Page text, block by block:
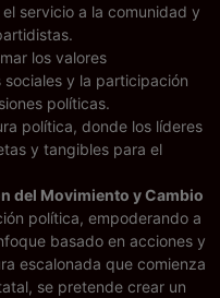
servicio a la comunidad y
los valores
y la participación
políticas.
política, donde los líderes
y tangibles para el
del Movimiento y Cambio
política, empoderando a
basado en acciones y
escalonada que comienza
se pretende crear un